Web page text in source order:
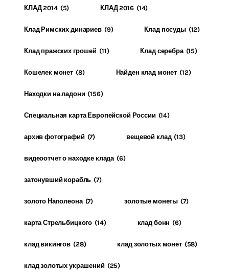
КЛАД 2014 (5) КЛАД 2016 (14)
Клад Римских динариев (9) Клад посуды (12)
Клад пражских грошей (11) Клад серебра (15)
Кошелек монет (8) Найден клад монет (12)
Находки на ладони (156)
Специальная карта Европейской России (14)
архив фотографий (7) вещевой клад (13)
видеоотчет о находке клада (6)
затонувший корабль (7)
золото Наполеона (7) золотые монеты (7)
карта Стрельбицкого (14) клад бонн (6)
клад викингов (28) клад золотых монет (58)
клад золотых украшений (25)